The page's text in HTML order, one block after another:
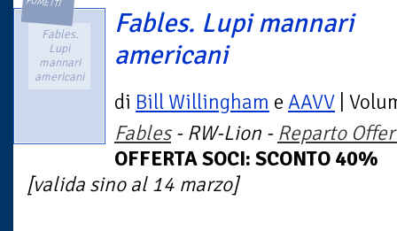
Fables.
Lupi
mannari
americani
Fables. Lupi mannari
americani
di Bill Willingham e AAVV |
Fables- RW-Lion - Reparto
OFFERTA SOCI: SCONTO 40%
[valida sino al 14 marzo]